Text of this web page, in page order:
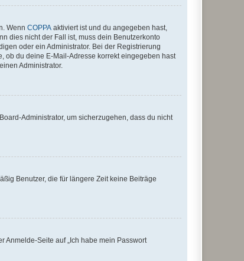
Wenn COPPA aktiviert ist und du angegeben hast,
dies nicht der Fall ist, muss dein Benutzerkonto
oder ein Administrator. Bei der Registrierung
ob du deine E-Mail-Adresse korrekt eingegeben hast
Administrator.
Administrator, um sicherzugehen, dass du nicht
Benutzer, die für längere Zeit keine Beiträge
Anmelde-Seite auf „Ich habe mein Passwort